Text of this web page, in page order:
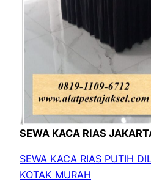
SEWA KACA RIAS
SEWA KACA RIAS PUTIH
KOTAK MURAH